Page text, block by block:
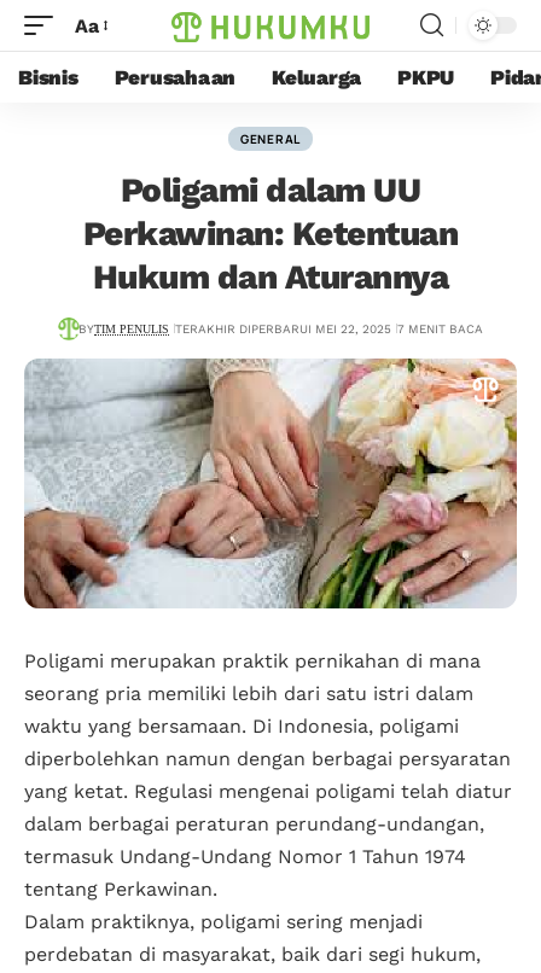
Aa
Bisnis Perusahaan Keluarga PKPU
GENERAL
Poligami dalam UU
Perkawinan: Ketentuan
Hukum dan Aturannya
BYTIM PENULIS TERAKHIR DIPERBARUI MEI 22, 2025 7 MENIT BACA
Poligami merupakan praktik pernikahan di mana
seorang pria memiliki lebih dari satu istri dalam
waktu yang bersamaan. Di Indonesia, poligami
diperbolehkan namun dengan berbagai persyaratan
yang ketat. Regulasi mengenai poligami telah diatur
dalam berbagai peraturan perundang-undangan,
termasuk Undang-Undang Nomor 1 Tahun 1974
tentang Perkawinan.
Dalam praktiknya, poligami sering menjadi
perdebatan di masyarakat, baik dari segi hukum,